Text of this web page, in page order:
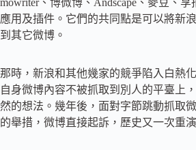
應用及插件。它們的共同點是可以將新
到其它微博。
那時，新浪和其他幾家的競爭陷入白熱
自身微博內容不被抓取到別人的平臺上
然的想法。幾年後，面對字節跳動抓取
的舉措，微博直接起訴，歷史又一次重演